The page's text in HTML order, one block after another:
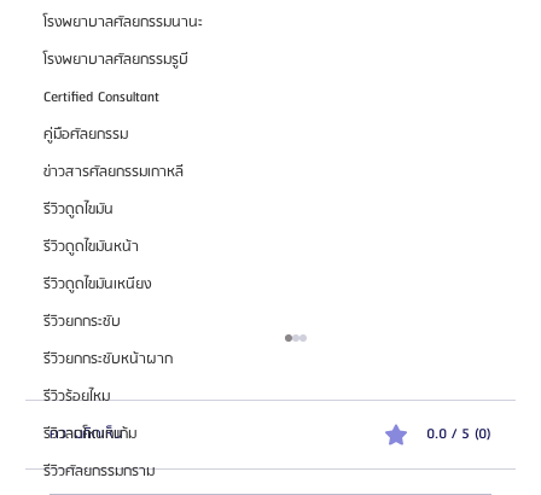
โรงพยาบาลศัลยกรรมนานะ
โรงพยาบาลศัลยกรรมรูบี
Certified Consultant
คู่มือศัลยกรรม
ข่าวสารศัลยกรรมเกาหลี
รีวิวดูดไขมัน
รีวิวดูดไขมันหน้า
รีวิวดูดไขมันเหนียง
รีวิวยกกระชับ
รีวิวยกกระชับหน้าผาก
รีวิวร้อยไหม
รีวิวลดโหนกแก้ม
รีวิวศัลยกรรมกราม
ความคิดเห็น 0.0 / 5 (0)